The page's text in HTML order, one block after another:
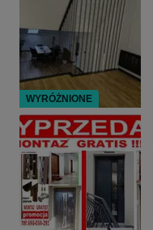
WYRÓŻNIONE